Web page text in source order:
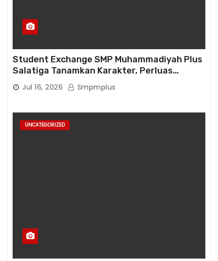
Student Exchange SMP Muhammadiyah Plus
Salatiga Tanamkan Karakter, Perluas
Wawasan, dan Tumbuhkan Semangat
Berprestasi
Jul 16, 2026 Smpmplus
UNCATEGORIZED